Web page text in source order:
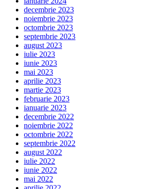
decembrie 2023
noiembrie 2023
octombrie 2023
septembrie 2023
august 2023
iulie 2023
iunie 2023
mai 2023
aprilie 2023
martie 2023
februarie 2023
ianuarie 2023
decembrie 2022
noiembrie 2022
octombrie 2022
septembrie 2022
august 2022
iulie 2022
iunie 2022
mai 2022